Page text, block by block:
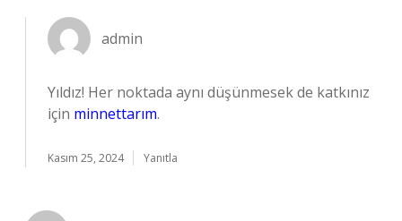
admin
Yıldız! Her noktada aynı düşünmesek de katkınız
için minnettarım.
Kasım 25, 2024 Yanıtla